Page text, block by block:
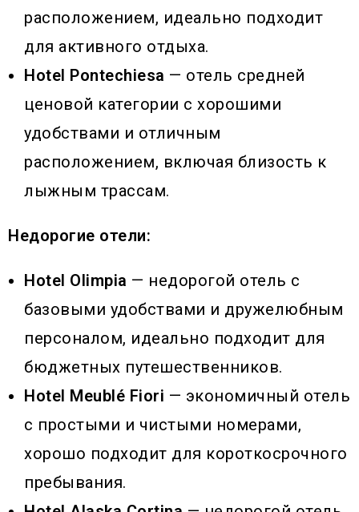
расположением, идеально подходит
для активного отдыха.
Hotel Pontechiesa — отель средней
ценовой категории с хорошими
удобствами и отличным
расположением, включая близость к
лыжным трассам.
Недорогие отели:
Hotel Olimpia — недорогой отель с
базовыми удобствами и дружелюбным
персоналом, идеально подходит для
бюджетных путешественников.
Hotel Meublé Fiori — экономичный отель
с простыми и чистыми номерами,
хорошо подходит для короткосрочного
пребывания.